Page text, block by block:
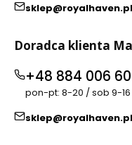
sklep@royalhaven.pl
Doradca klienta
+48 884 006
pon-pt: 8-20 / sob 9-16
sklep@royalhaven.pl